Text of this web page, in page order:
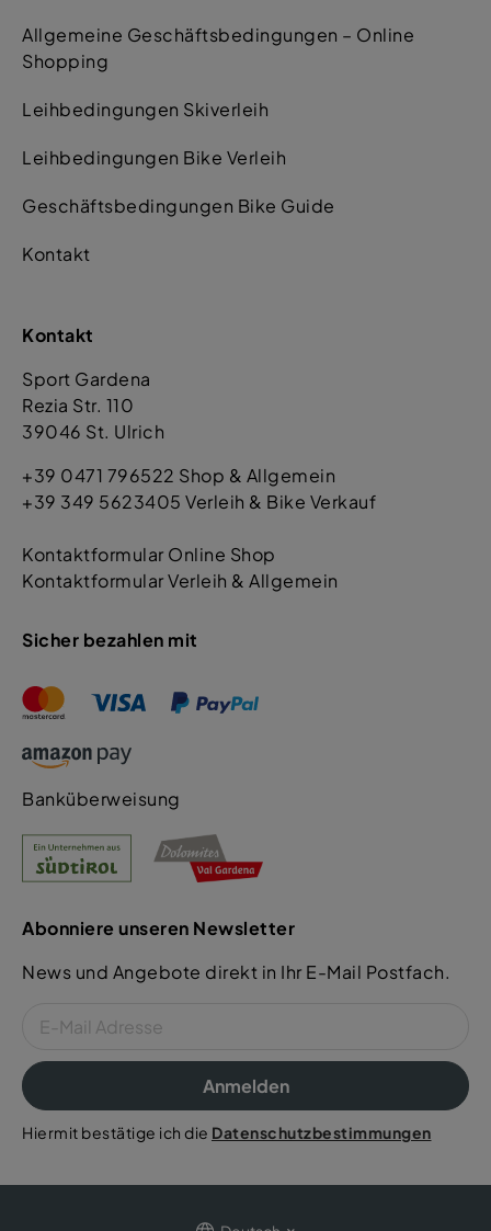
Allgemeine Geschäftsbedingungen – Online
Shopping
Leihbedingungen Skiverleih
Leihbedingungen Bike Verleih
Geschäftsbedingungen Bike Guide
Kontakt
Kontakt
Sport Gardena
Rezia Str. 110
39046 St. Ulrich
+39 0471 796522 Shop & Allgemein
+39 349 5623405 Verleih & Bike Verkauf
Kontaktformular Online Shop
Kontaktformular Verleih & Allgemein
Sicher bezahlen mit
Banküberweisung
Abonniere unseren Newsletter
News und Angebote direkt in Ihr E-Mail Postfach.
Anmelden
Hiermit bestätige ich die Datenschutzbestimmungen